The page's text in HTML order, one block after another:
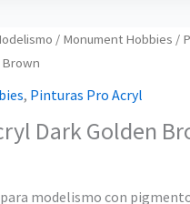
/ Monument Hobbies /
Brown
, Pinturas Pro Acryl
Dark Golden
modelismo con